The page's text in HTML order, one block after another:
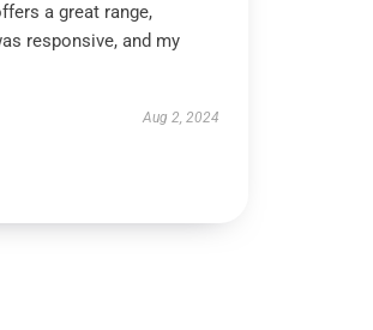
a great range,
responsive, and my
Aug 2, 2024